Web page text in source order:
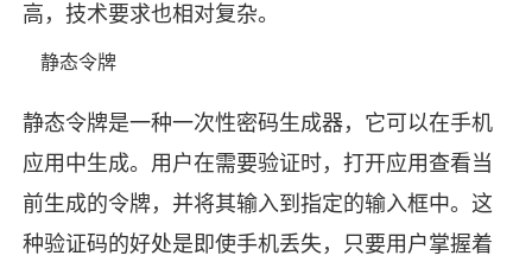
高，技术要求也相对复杂。
静态令牌
静态令牌是一种一次性密码生成器，它可以在手机
应用中生成。用户在需要验证时，打开应用查看当
前生成的令牌，并将其输入到指定的输入框中。这
种验证码的好处是即使手机丢失，只要用户掌握着